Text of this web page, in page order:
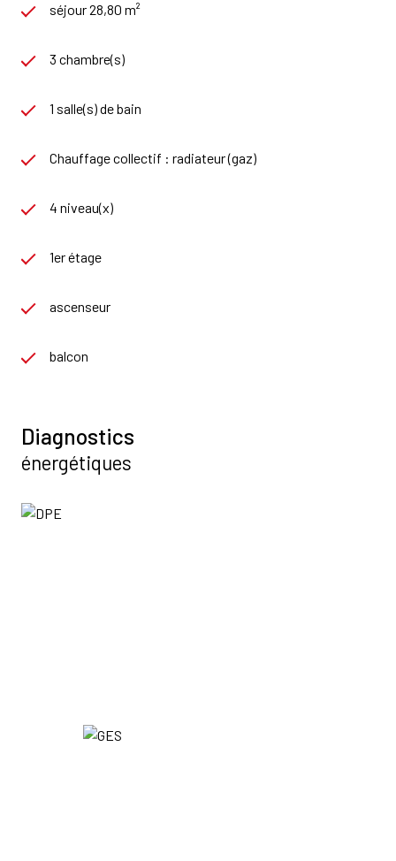
séjour 28,80 m²
3 chambre(s)
1 salle(s) de bain
Chauffage collectif : radiateur (gaz)
4 niveau(x)
1er étage
ascenseur
balcon
Diagnostics
énergétiques